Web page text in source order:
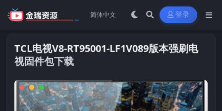
登录
TCL电视V8-RT95001-LF1V089版本强刷电
视固件包下载